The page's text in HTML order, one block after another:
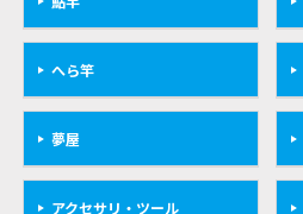
へら竿
夢屋
アクセサリ・ツール